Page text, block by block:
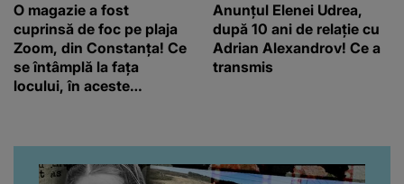
O magazie a fost
cuprinsă de foc pe plaja
Zoom, din Constanța! Ce
se întâmplă la fața
locului, în aceste
Anunțul Elenei Udrea,
după 10 ani de relație cu
Adrian Alexandrov! Ce a
transmis